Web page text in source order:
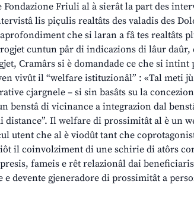
Fondazione Friuli al à sierât la part des
lis piçulis realtâts des valadis des
che si laran a fâ tes realtâts
cuntun pâr di indicazions di lâur daûr,
Cramârs si è domandade ce che si
vivût il “welfare istituzionâl” : «Tal meti
cjargnele – si sin basâts su la
benstâ di vicinance a integrazion dal
distance”. Il welfare di prossimitât al è un
utent che al è viodût tant che
il coinvolziment di une schirie di atôrs
fameis e rêt relazionâl dai
e devente gjeneradore di prossimitât a